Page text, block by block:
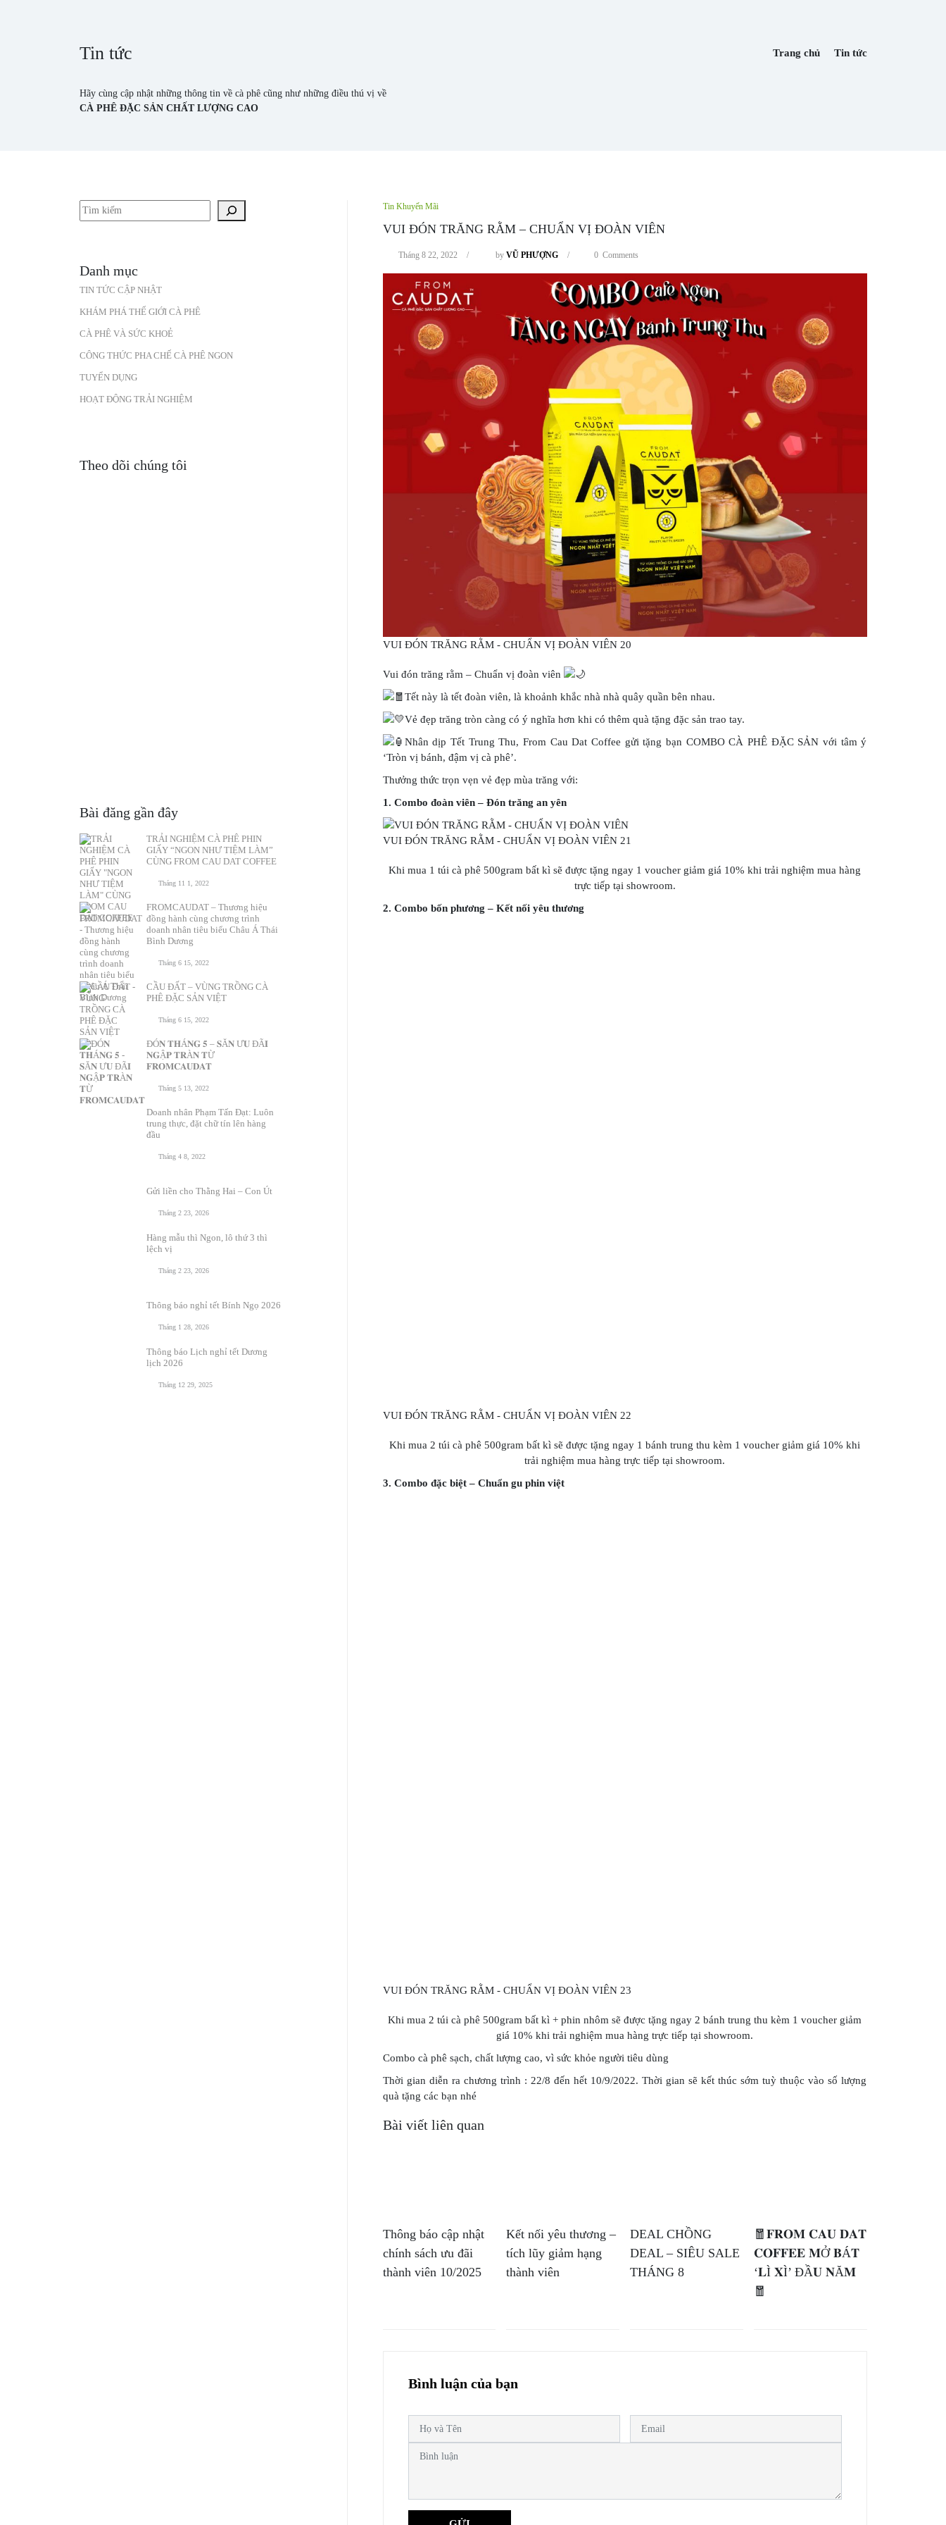
Tin tức
Hãy cùng cập nhật những thông tin về cà phê cũng như những điều thú vị về
CÀ PHÊ ĐẶC SẢN CHẤT LƯỢNG CAO
Trang chủ Tin tức
Tìm kiếm
Danh mục
TIN TỨC CẬP NHẬT
KHÁM PHÁ THẾ GIỚI CÀ PHÊ
CÀ PHÊ VÀ SỨC KHOẺ
CÔNG THỨC PHA CHẾ CÀ PHÊ NGON
TUYỂN DỤNG
HOẠT ĐỘNG TRẢI NGHIỆM
Theo dõi chúng tôi
Bài đăng gần đây
TRẢI NGHIỆM CÀ PHÊ PHIN
GIẤY “NGON NHƯ TIỆM LÀM”
CÙNG FROM CAU DAT COFFEE
Tháng 11 1, 2022
FROMCAUDAT – Thương hiệu
đồng hành cùng chương trình
doanh nhân tiêu biểu Châu Á Thái
Bình Dương
Tháng 6 15, 2022
CẦU ĐẤT – VÙNG TRỒNG CÀ
PHÊ ĐẶC SẢN VIỆT
Tháng 6 15, 2022
ĐÓ𝐍 𝐓𝐇Á𝐍𝐆 𝟓 – 𝐒Ă𝐍 Ư𝐔 ĐÃ𝐈
𝐍𝐆Ậ𝐏 𝐓𝐑À𝐍 𝐓Ừ
𝐅𝐑𝐎𝐌𝐂𝐀𝐔𝐃𝐀𝐓
Tháng 5 13, 2022
Doanh nhân Phạm Tấn Đạt: Luôn
trung thực, đặt chữ tín lên hàng
đầu
Tháng 4 8, 2022
Gửi liền cho Thằng Hai – Con Út
Tháng 2 23, 2026
Hàng mẫu thì Ngon, lô thứ 3 thì
lệch vị
Tháng 2 23, 2026
Thông báo nghỉ tết Bính Ngọ 2026
Tháng 1 28, 2026
Thông báo Lịch nghỉ tết Dương
lịch 2026
Tháng 12 29, 2025
Tin Khuyến Mãi
VUI ĐÓN TRĂNG RẰM – CHUẨN VỊ ĐOÀN VIÊN
Tháng 8 22, 2022 / by VŨ PHƯỢNG / 0 Comments
VUI ĐÓN TRĂNG RẰM - CHUẨN VỊ ĐOÀN VIÊN 20
Vui đón trăng rằm – Chuẩn vị đoàn viên
Tết này là tết đoàn viên, là khoảnh khắc nhà nhà quây quần bên nhau.
Vẻ đẹp trăng tròn càng có ý nghĩa hơn khi có thêm quà tặng đặc sản trao tay.
Nhân dịp Tết Trung Thu, From Cau Dat Coffee gửi tặng bạn COMBO CÀ PHÊ ĐẶC SẢN với tâm ý
‘Tròn vị bánh, đậm vị cà phê’.
Thưởng thức trọn vẹn vẻ đẹp mùa trăng với:
1. Combo đoàn viên – Đón trăng an yên
VUI ĐÓN TRĂNG RẰM - CHUẨN VỊ ĐOÀN VIÊN 21
Khi mua 1 túi cà phê 500gram bất kì sẽ được tặng ngay 1 voucher giảm giá 10% khi trải nghiệm mua hàng
trực tiếp tại showroom.
2. Combo bốn phương – Kết nối yêu thương
VUI ĐÓN TRĂNG RẰM - CHUẨN VỊ ĐOÀN VIÊN 22
Khi mua 2 túi cà phê 500gram bất kì sẽ được tặng ngay 1 bánh trung thu kèm 1 voucher giảm giá 10% khi
trải nghiệm mua hàng trực tiếp tại showroom.
3. Combo đặc biệt – Chuẩn gu phin việt
VUI ĐÓN TRĂNG RẰM - CHUẨN VỊ ĐOÀN VIÊN 23
Khi mua 2 túi cà phê 500gram bất kì + phin nhôm sẽ được tặng ngay 2 bánh trung thu kèm 1 voucher giảm
giá 10% khi trải nghiệm mua hàng trực tiếp tại showroom.
Combo cà phê sạch, chất lượng cao, vì sức khỏe người tiêu dùng
Thời gian diễn ra chương trình : 22/8 đến hết 10/9/2022. Thời gian sẽ kết thúc sớm tuỳ thuộc vào số lượng
quà tặng các bạn nhé
Bài viết liên quan
Thông báo cập nhật
chính sách ưu đãi
thành viên 10/2025
Kết nối yêu thương –
tích lũy giảm hạng
thành viên
DEAL CHỒNG
DEAL – SIÊU SALE
THÁNG 8
🧧𝐅𝐑𝐎𝐌 𝐂𝐀𝐔 𝐃𝐀𝐓
𝐂𝐎𝐅𝐅𝐄𝐄 𝐌Ở 𝐁Á𝐓
‘𝐋Ì 𝐗Ì’ ĐẦ𝐔 𝐍Ă𝐌
🧧
Bình luận của bạn